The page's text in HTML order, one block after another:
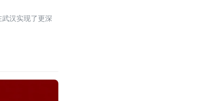
汉实现了更深